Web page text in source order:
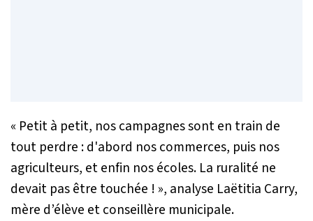
« Petit à petit, nos campagnes sont en train de
tout perdre : d'abord nos commerces, puis nos
agriculteurs, et enfin nos écoles. La ruralité ne
devait pas être touchée ! », analyse Laëtitia Carry,
mère d’élève et conseillère municipale.